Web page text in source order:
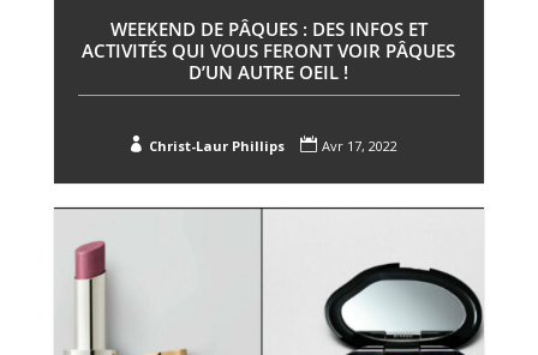
WEEKEND DE PÂQUES : DES INFOS ET
ACTIVITÉS QUI VOUS FERONT VOIR PÂQUES
D’UN AUTRE OEIL !
 Christ-Laur Phillips  Avr 17, 2022